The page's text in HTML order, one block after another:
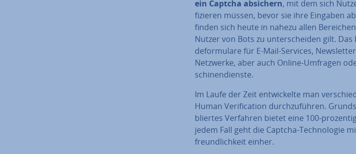
ein Captcha absichern, mit dem sich
fi­zie­ren müssen, bevor sie ihre Eingaben
finden sich heute in nahezu allen
Nutzer von Bots zu un­ter­schei­den gilt.
de­for­mu­la­re für E-Mail-Services,
Netzwerke, aber auch Online-Umfragen
schi­nen­diens­te.
Im Laufe der Zeit ent­wi­ckel­te man
Human Ve­ri­fi­ca­ti­on durch­zu­füh­ren.
blier­tes Verfahren bietet eine 100-
jedem Fall geht die Captcha-Tech­no­lo­gie
freund­lich­keit einher.